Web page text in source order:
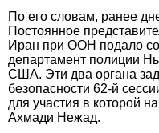
По его словам, ранее
Постоянное
Иран при ООН подало
департамент полиции
США. Эти два органа
безопасности 62-й
для участия в которой
Ахмади Нежад.